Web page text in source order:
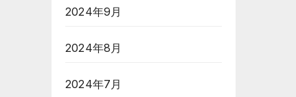
2024年9月
2024年8月
2024年7月